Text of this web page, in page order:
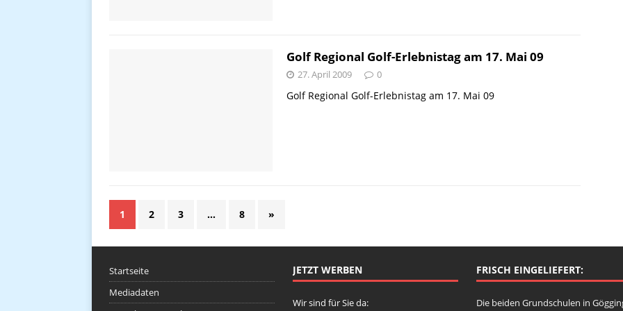
Golf Regional Golf-Erlebnistag am 17. Mai 09
27. April 2009 0
Golf Regional Golf-Erlebnistag am 17. Mai 09
1 2 3 … 8 »
Startseite
Mediadaten
JETZT WERBEN
Wir sind für Sie da:
FRISCH EINGELIEFERT:
Die beiden Grundschulen in